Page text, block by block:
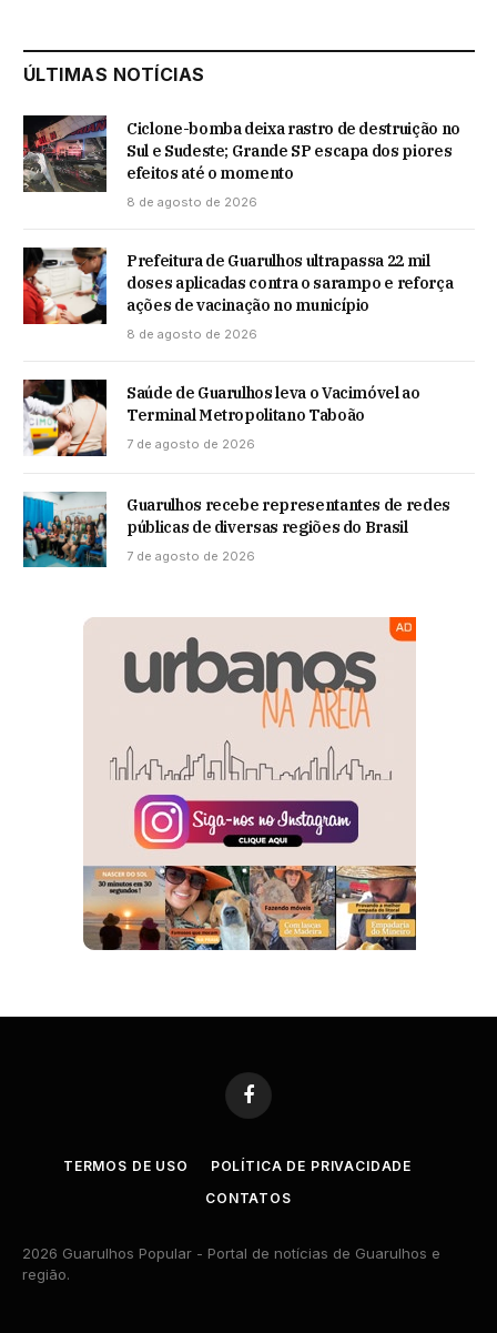
ÚLTIMAS NOTÍCIAS
Ciclone-bomba deixa rastro de destruição no
Sul e Sudeste; Grande SP escapa dos piores
efeitos até o momento
8 de agosto de 2026
Prefeitura de Guarulhos ultrapassa 22 mil
doses aplicadas contra o sarampo e reforça
ações de vacinação no município
8 de agosto de 2026
Saúde de Guarulhos leva o Vacimóvel ao
Terminal Metropolitano Taboão
7 de agosto de 2026
Guarulhos recebe representantes de redes
públicas de diversas regiões do Brasil
7 de agosto de 2026
Facebook
TERMOS DE USO
POLÍTICA DE PRIVACIDADE
CONTATOS
2026 Guarulhos Popular - Portal de notícias de Guarulhos e
região.